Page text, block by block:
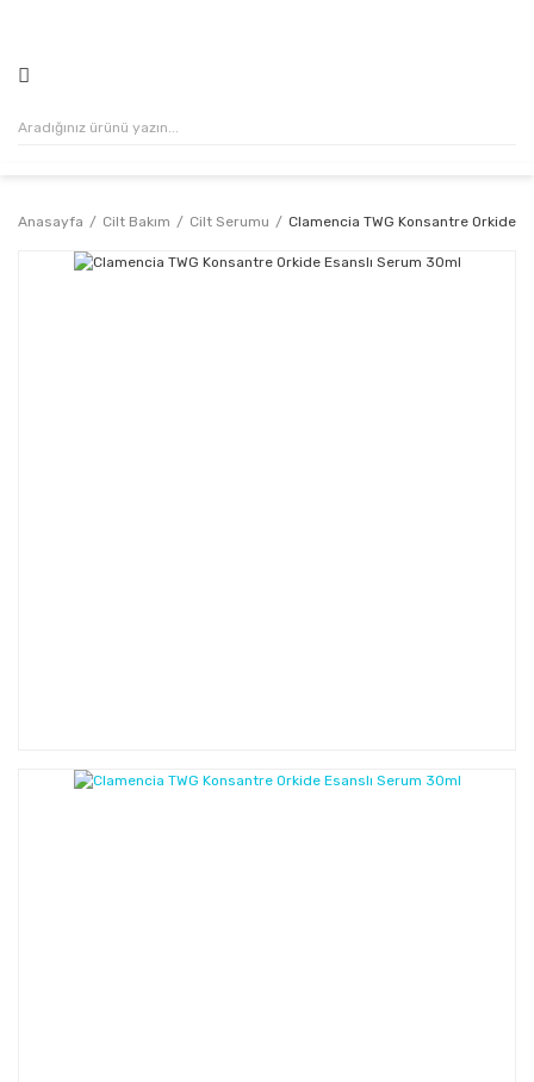
Anasayfa Cilt Bakım Cilt Serumu Clamencia TWG Konsantre Orkide